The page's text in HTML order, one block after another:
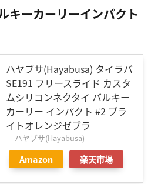
キーカーリーインパクト
ハヤブサ(Hayabusa) タイラバ
SE191 フリースライド カスタ
ムシリコンネクタイ バルキー
カーリー インパクト #2 ブラ
イトオレンジゼブラ
ハヤブサ(Hayabusa)
Amazon 楽天市場